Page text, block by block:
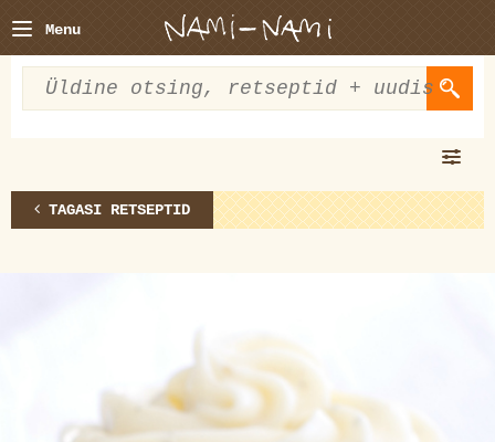
Menu
TAGASI RETSEPTID